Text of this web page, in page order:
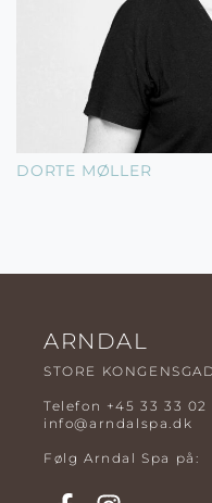
DORTE MØLLER
ARNDAL
STORE
Telefon +45 33 33 02
info@arndalspa.dk
Følg Arndal Spa på: